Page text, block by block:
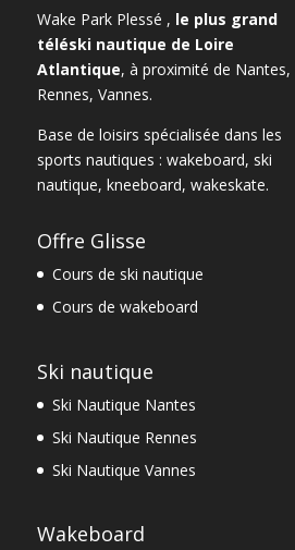
Wake Park Plessé , le plus grand
téléski nautique de Loire
Atlantique, à proximité de Nantes,
Rennes, Vannes.
Base de loisirs spécialisée dans les
sports nautiques : wakeboard, ski
nautique, kneeboard, wakeskate.
Offre Glisse
Cours de ski nautique
Cours de wakeboard
Ski nautique
Ski Nautique Nantes
Ski Nautique Rennes
Ski Nautique Vannes
Wakeboard